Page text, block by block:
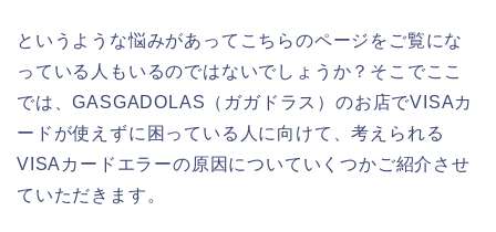
というような悩みがあってこちらのページをご覧にな
っている人もいるのではないでしょうか？そこでここ
では、GASGADOLAS（ガガドラス）のお店でVISAカ
ードが使えずに困っている人に向けて、考えられる
VISAカードエラーの原因についていくつかご紹介させ
ていただきます。